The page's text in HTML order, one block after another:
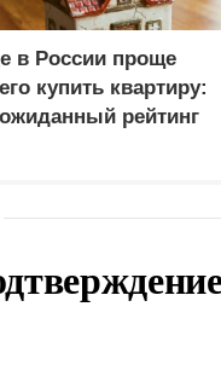
в России проще
купить квартиру:
рейтинг